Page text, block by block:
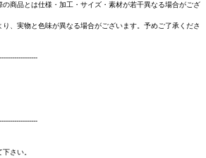
商品とは仕様・加工・サイズ・素材が若干異なる場合がござ
、実物と色味が異なる場合がございます。予めご了承くださ
さい。